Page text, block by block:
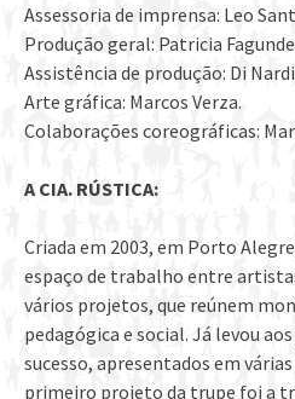
Assessoria de imprensa: Leo
Produção geral: Patricia
Assistência de produção: Di
Arte gráfica: Marcos Verza.
Colaborações coreográficas:
A CIA. RÚSTICA:
Criada em 2003, em Porto
espaço de trabalho entre
vários projetos, que reúnem
pedagógica e social. Já levou
sucesso, apresentados em
primeiro projeto da trupe foi a